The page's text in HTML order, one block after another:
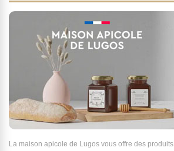
La maison apicole de Lugos vous offre des produits